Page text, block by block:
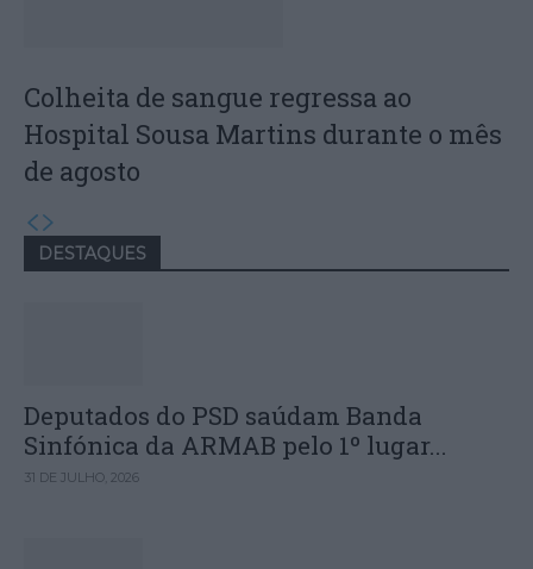
Colheita de sangue regressa ao
Hospital Sousa Martins durante o mês
de agosto
DESTAQUES
Deputados do PSD saúdam Banda
Sinfónica da ARMAB pelo 1º lugar...
31 DE JULHO, 2026